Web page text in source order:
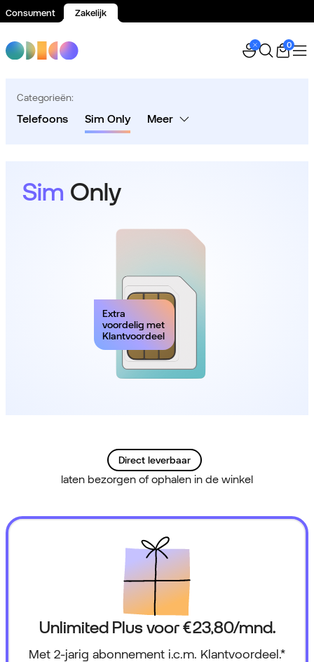
Consument Zakelijk
0
Categorieën:
Telefoons Sim Only Meer
Sim Only
Extra
voordelig met
Klantvoordeel
Direct leverbaar
laten bezorgen of ophalen in de winkel
Unlimited Plus voor€ 23,80/mnd.
Met 2-jarig abonnement i.c.m. Klantvoordeel.*